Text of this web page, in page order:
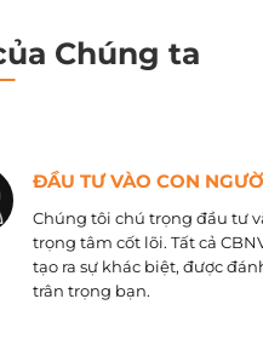
Chúng ta
ĐẦU TƯ VÀO CON
Chúng tôi chú trọng đầu tư
trọng tâm cốt lõi. Tất cả
tạo ra sự khác biệt, được
trân trọng bạn.